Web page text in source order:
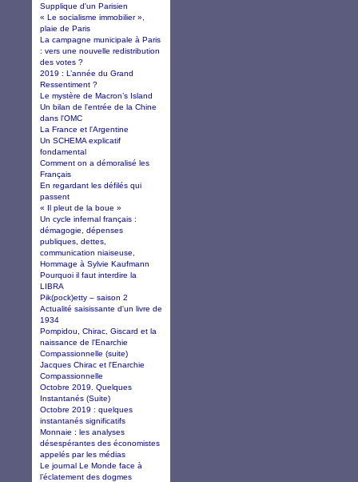
Supplique d'un Parisien
« Le socialisme immobilier »,
plaie de Paris
La campagne municipale à Paris
: vers une nouvelle redistribution
des votes ?
2019 : L’année du Grand
Ressentiment ?
Le mystère de Macron’s Island
Un bilan de l'entrée de la Chine
dans l'OMC
La France et l'Argentine
Un SCHEMA explicatif
fondamental
Comment on a démoralisé les
Français
En regardant les défilés qui
passent
« Il pleut de la boue »
Un cycle infernal français :
démagogie, dépenses
publiques, dettes,
communication niaiseuse,
Hommage à Sylvie Kaufmann
Pourquoi il faut interdire la
LIBRA
Pik(pock)etty – saison 2
Actualité saisissante d'un livre de
1934
Pompidou, Chirac, Giscard et la
naissance de l'Enarchie
Compassionnelle (suite)
Jacques Chirac et l'Enarchie
Compassionnelle
Octobre 2019. Quelques
Instantanés (Suite)
Octobre 2019 : quelques
instantanés significatifs
Monnaie : les analyses
désespérantes des économistes
appelés par les médias
Le journal Le Monde face à
l’éclatement des dogmes